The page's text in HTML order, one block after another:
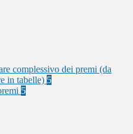
complessivo dei premi (da
in tabelle) 5
5